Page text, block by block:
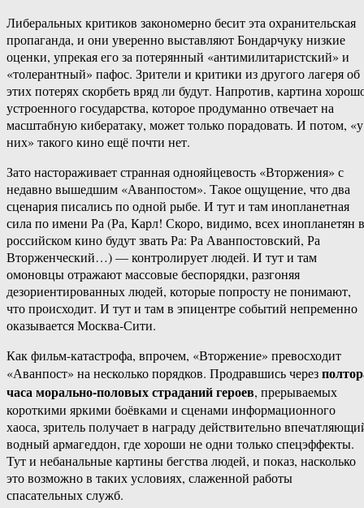
Либеральных критиков закономерно бесит эта охранительская
пропаганда, и они уверенно выставляют Бондарчуку низкие
оценки, упрекая его за потерянный «антимилитаристский» и
«толерантный» пафос. Зрители и критики из другого лагеря об
этих потерях скорбеть вряд ли будут. Напротив, картина
устроенного государства, которое продуманно отвечает на
масштабную кибератаку, может только порадовать. И потом, «у
них» такого кино ещё почти нет.
Зато настораживает странная однояйцевость «Вторжения» с
недавно вышедшим «Аванпостом». Такое ощущение, что два
сценария писались по одной рыбе. И тут и там инопланетная
сила по имени Ра (Ра, Карл! Скоро, видимо, всех инопланетян в
российском кино будут звать Ра: Ра Аванпостовский, Ра
Вторженческий…) — контролирует людей. И тут и там
омоновцы отражают массовые беспорядки, разгоняя
дезориентированных людей, которые попросту не понимают,
что происходит. И тут и там в эпицентре событий непременно
оказывается Москва-Сити.
Как фильм-катастрофа, впрочем, «Вторжение» превосходит
«Аванпост» на несколько порядков. Продравшись через
часа морально-половых страданий героев, прерываемых
короткими яркими боёвками и сценами информационного
хаоса, зритель получает в награду действительно
водный армагеддон, где хороши не одни только спецэффекты.
Тут и небанальные картины бегства людей, и показ, насколько
это возможно в таких условиях, слаженной работы
спасательных служб.